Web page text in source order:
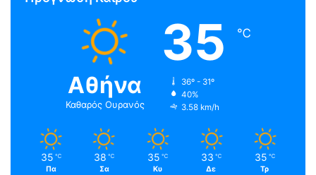
Αθήνα
Καθαρός Ουρανός
35 ℃
36º - 31º
40%
3.58 km/h
35 ℃
Πα
38 ℃
Σα
35 ℃
Κυ
33 ℃
Δε
35 ℃
Τρ